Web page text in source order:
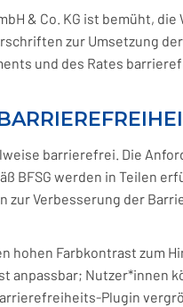
& Co. KG ist bemüht,
zur Umsetzung der
und des Rates
barrierefrei. Die
BFSG werden in Teilen
zur Verbesserung der
hohen Farbkontrast zum
anpassbar; Nutzer*innen
Plugin